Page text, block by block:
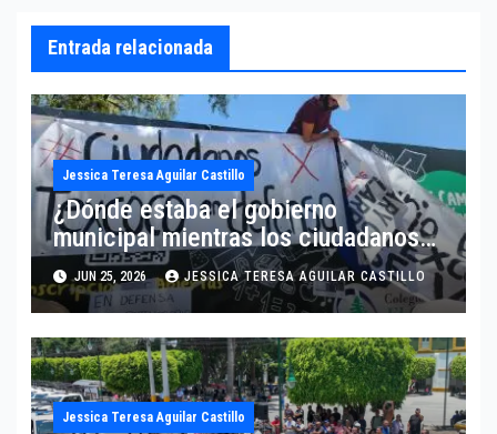
Entrada relacionada
Jessica Teresa Aguilar Castillo
¿Dónde estaba el gobierno
municipal mientras los ciudadanos
tenían que acudir a los tribunales
para proteger parte de la historia de
Texcoco? Por Mtra. Jessica Aguilar
JUN 25, 2026 JESSICA TERESA AGUILAR CASTILLO
Jessica Teresa Aguilar Castillo